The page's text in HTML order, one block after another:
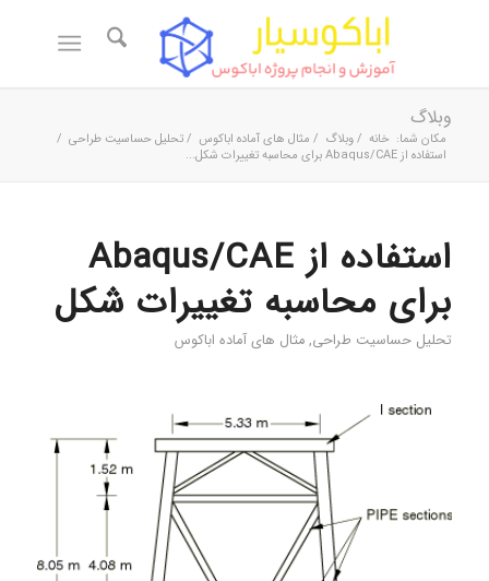
وبلاگ
مکان شما: خانه / وبلاگ / مثال های آماده اباکوس / تحلیل حساسیت طراحی /
استفاده از Abaqus/CAE برای محاسبه تغییرات شکل...
استفاده از Abaqus/CAE
برای محاسبه تغییرات شکل
تحلیل حساسیت طراحی, مثال های آماده اباکوس